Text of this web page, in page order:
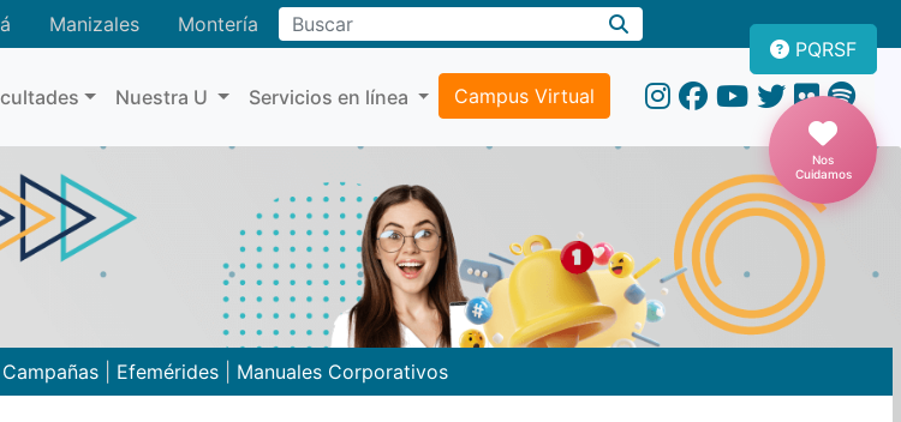
Manizales MonteríaBuscar
Nuestra U Servicios en línea Campus Virtual
PQRSF
Nos
Cuidamos
Campañas Efemérides Manuales Corporativos